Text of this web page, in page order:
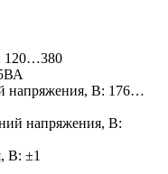
120…380
напряжения, В: 176…
напряжения, В:
В: ±1